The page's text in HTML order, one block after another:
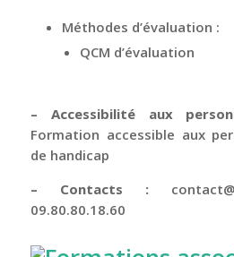
Méthodes d’évaluation :
QCM d’évaluation
– Accessibilité aux
Formation accessible aux
de handicap
– Contacts :
09.80.80.18.60